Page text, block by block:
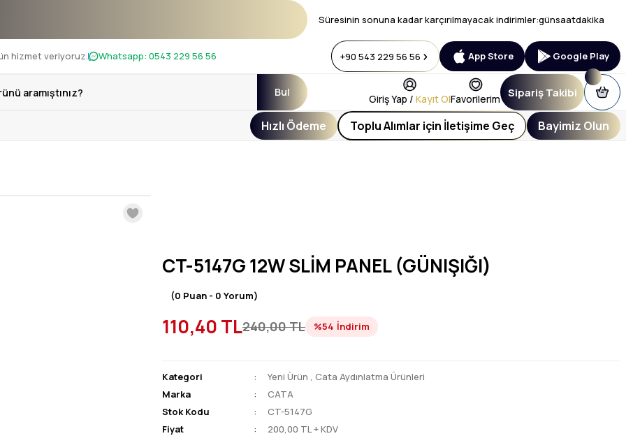
Süresinin sonuna kadar karçırılmayacak indirimler:günsaatdakika
hizmet veriyoruz. Whatsapp: 0543 229 56 56 +90 543 229 56 56 App Store Google Play
Bul
Giriş Yap / Kayıt OlFavorilerim Sipariş Takibi
Hızlı Ödeme Toplu Alımlar için İletişime Geç Bayimiz Olun
CT-5147G 12W SLİM PANEL (GÜNIŞIĞI)
(0 Puan - 0 Yorum)
110,40 TL240,00 TL %54 İndirim
Kategori Yeni Ürün ,Cata Aydınlatma Ürünleri
Marka
CATA
Stok Kodu
CT-5147G
Fiyat
200,00 TL + KDV